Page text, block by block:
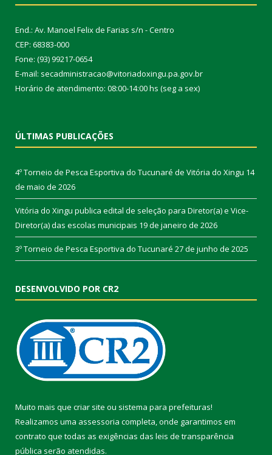
End.: Av. Manoel Felix de Farias s/n - Centro
CEP: 68383-000
Fone: (93) 99217-0654
E-mail: secadministracao@vitoriadoxingu.pa.gov.br
Horário de atendimento: 08:00-14:00 hs (seg a sex)
ÚLTIMAS PUBLICAÇÕES
4º Torneio de Pesca Esportiva do Tucunaré de Vitória do Xingu 14
de maio de 2026
Vitória do Xingu publica edital de seleção para Diretor(a) e Vice-
Diretor(a) das escolas municipais 19 de janeiro de 2026
3º Torneio de Pesca Esportiva do Tucunaré 27 de junho de 2025
DESENVOLVIDO POR CR2
Muito mais que criar site ou sistema para prefeituras!
Realizamos uma assessoria completa, onde garantimos em
contrato que todas as exigências das leis de transparência
pública serão atendidas.